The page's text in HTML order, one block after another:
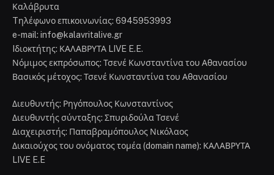
Καλάβρυτα
Tηλέφωνο επικοινωνίας: 6945953993
e-mail: info@kalavritalive.gr
Iδιοκτήτης: ΚΑΛΑΒΡΥΤΑ LIVE E.E.
Νόμιμος εκπρόσωπος: Τσενέ Κωνσταντίνα του Αθανασίου
Βασικός μέτοχος: Τσενέ Κωνσταντίνα του Αθανασίου
Διευθυντής: Ρηγόπουλος Κωνσταντίνος
Διευθυντής σύνταξης: Σπυριδούλα Τσενέ
Διαχειριστής: Παπαβραμόπουλος Νικόλαος
Δικαιούχος του ονόματος τομέα (domain name): ΚΑΛΑΒΡΥΤΑ
LIVE E.E